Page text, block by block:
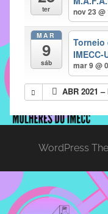
fortalecimento
sociais
profissionais
entre
professores
funcionários
do
IMECC,
ter nov 23
MAR
9
sáb
IMECC-
mar 9 @
ABR 2021 –
WordPress